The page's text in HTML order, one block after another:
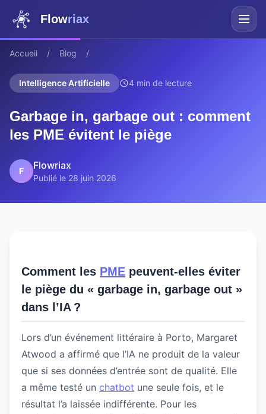
Flowriax
Accueil / Blog /
Intelligence Artificielle 4 min de lecture
Garbage in, garbage out : comment
les PME évitent le piège
F Flowriax
Publié le 28 juin 2026
Comment les PME peuvent-elles éviter
le piège du « garbage in, garbage out »
dans l’IA ?
Lors d’un événement littéraire à Porto, Margaret
Atwood a affirmé que l’IA ne produit de la valeur
que si ses données d’entrée sont de qualité. Elle
a même testé un chatbot une seule fois, et le
résultat l’a laissée indifférente. Pour les